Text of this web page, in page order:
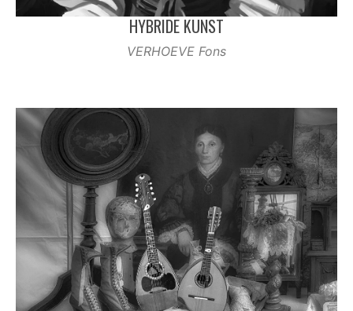
HYBRIDE KUNST
VERHOEVE Fons